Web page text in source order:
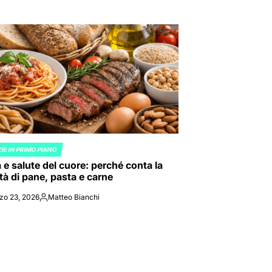
IN PRIMO PIANO
e salute del cuore: perché conta la
di pane, pasta e carne
23, 2026Posted
Matteo Bianchi